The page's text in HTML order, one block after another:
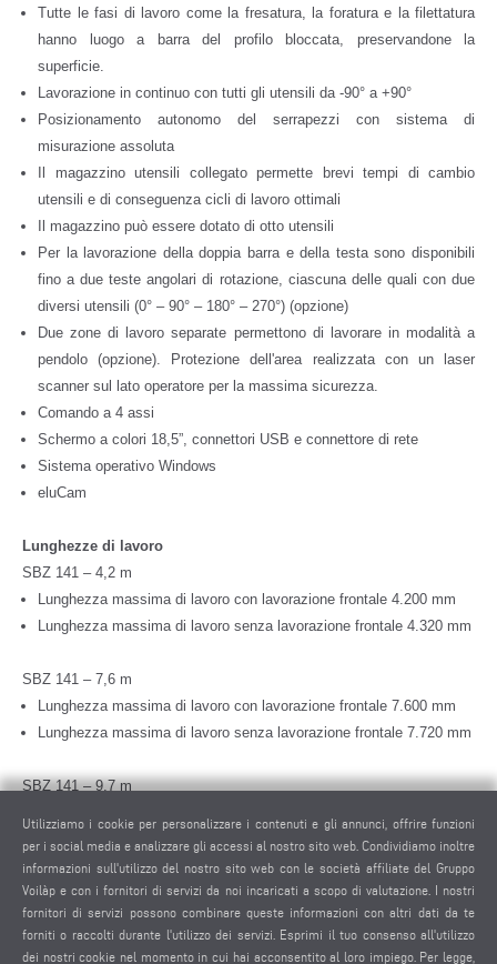
Tutte le fasi di lavoro come la fresatura, la foratura e la filettatura
hanno luogo a barra del profilo bloccata, preservandone la
superficie.
Lavorazione in continuo con tutti gli utensili da -90° a +90°
Posizionamento autonomo del serrapezzi con sistema di
misurazione assoluta
Il magazzino utensili collegato permette brevi tempi di cambio
utensili e di conseguenza cicli di lavoro ottimali
Il magazzino può essere dotato di otto utensili
Per la lavorazione della doppia barra e della testa sono disponibili
fino a due teste angolari di rotazione, ciascuna delle quali con due
diversi utensili (0° – 90° – 180° – 270°) (opzione)
Due zone di lavoro separate permettono di lavorare in modalità a
pendolo (opzione). Protezione dell'area realizzata con un laser
scanner sul lato operatore per la massima sicurezza.
Comando a 4 assi
Schermo a colori 18,5”, connettori USB e connettore di rete
Sistema operativo Windows
eluCam
Lunghezze di lavoro
SBZ 141 – 4,2 m
Lunghezza massima di lavoro con lavorazione frontale 4.200 mm
Lunghezza massima di lavoro senza lavorazione frontale 4.320 mm
SBZ 141 – 7,6 m
Lunghezza massima di lavoro con lavorazione frontale 7.600 mm
Lunghezza massima di lavoro senza lavorazione frontale 7.720 mm
SBZ 141 – 9,7 m
Lunghezza massima di lavoro senza lavorazione frontale 9.820 mm
Opzioni
Lavorazioni su 2 piani per modalità a pendolo
Misurazione automatica della lunghezza su due lati
Utilizziamo i cookie per personalizzare i contenuti e gli annunci, offrire funzioni
per i social media e analizzare gli accessi al nostro sito web. Condividiamo inoltre
informazioni sull'utilizzo del nostro sito web con le società affiliate del Gruppo
Voilàp e con i fornitori di servizi da noi incaricati a scopo di valutazione. I nostri
fornitori di servizi possono combinare queste informazioni con altri dati da te
forniti o raccolti durante l'utilizzo dei servizi. Esprimi il tuo consenso all'utilizzo
dei nostri cookie nel momento in cui hai acconsentito al loro impiego. Per legge,